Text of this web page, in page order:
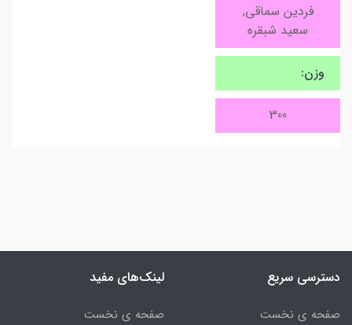
فردین سماقی,
سعید شبقره
وزن:
300
دسترسی سریع
صفحه ی نخست
لینک‌های مفید
صفحه ی نخست